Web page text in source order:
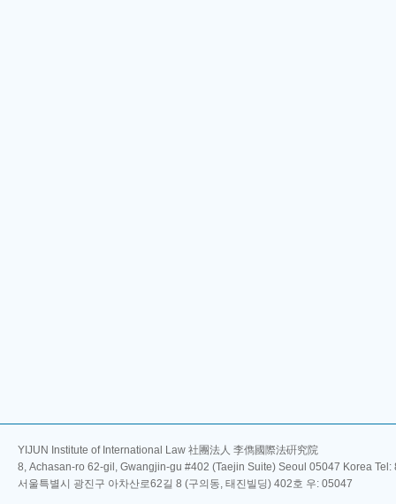
YIJUN Institute of International Law 社團法人 李儁國際法硏究院
8, Achasan-ro 62-gil, Gwangjin-gu #402 (Taejin Suite) Seoul 05047 Korea
서울특별시 광진구 아차산로62길 8 (구의동, 태진빌딩) 402호 우: 05047